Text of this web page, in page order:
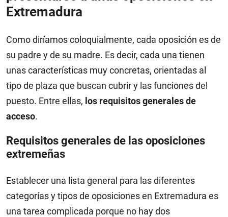
Extremadura
Como diríamos coloquialmente, cada oposición es de
su padre y de su madre. Es decir, cada una tienen
unas características muy concretas, orientadas al
tipo de plaza que buscan cubrir y las funciones del
puesto. Entre ellas, los requisitos generales de
acceso.
Requisitos generales de las oposiciones
extremeñas
Establecer una lista general para las diferentes
categorías y tipos de oposiciones en Extremadura es
una tarea complicada porque no hay dos